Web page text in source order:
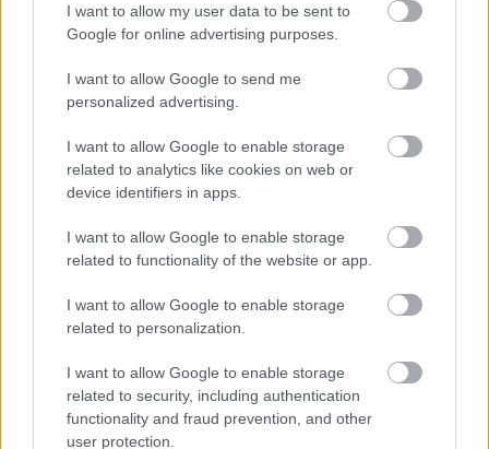
I want to allow my user data to be sent to
Google for online advertising purposes.
I want to allow Google to send me
personalized advertising.
I want to allow Google to enable storage
related to analytics like cookies on web or
device identifiers in apps.
I want to allow Google to enable storage
related to functionality of the website or app.
I want to allow Google to enable storage
related to personalization.
I want to allow Google to enable storage
related to security, including authentication
functionality and fraud prevention, and other
user protection.
Országos hírek
Kecskeméten is szakirányú továbbképzésekkel erősít a